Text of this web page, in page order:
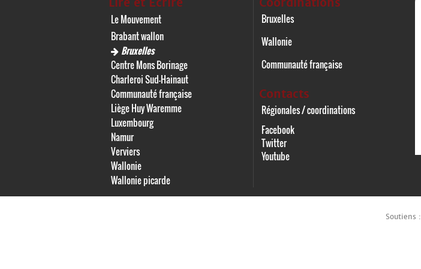
Le Mouvement
Brabant wallon
Bruxelles
Centre Mons Borinage
Charleroi Sud-Hainaut
Communauté française
Liège Huy Waremme
Luxembourg
Namur
Verviers
Wallonie
Wallonie picarde
Bruxelles
Wallonie
Communauté française
Contacts
Régionales / coordinations
Facebook
Twitter
Youtube
Soutiens :